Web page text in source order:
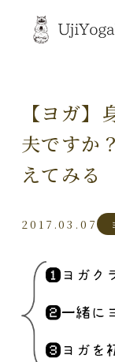
【ヨガ
夫ですか
えてみる
2017.03.07